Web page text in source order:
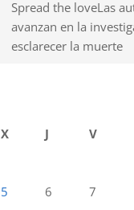
Spread the loveLas
avanzan en la
esclarecer la muerte
X J V
5 6 7